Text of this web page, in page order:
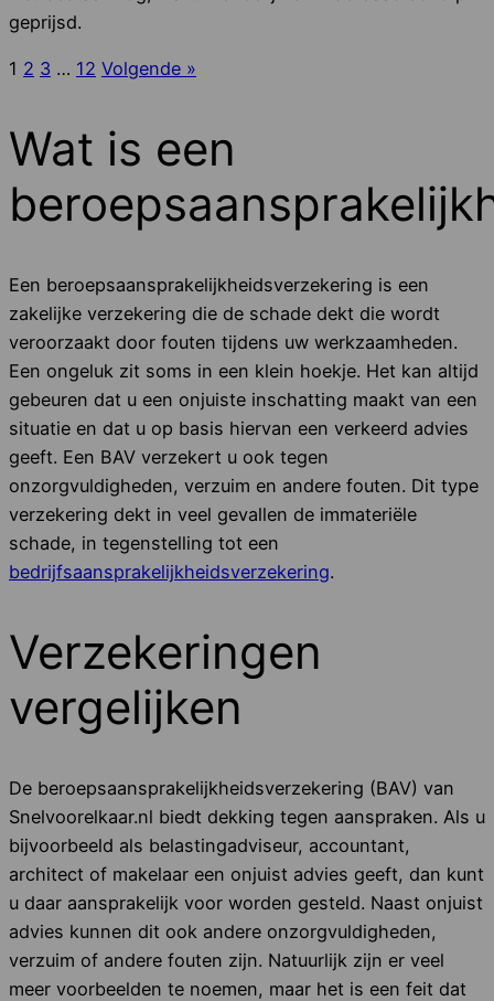
geprijsd.
1 2 3 … 12 Volgende »
Wat is een
Een beroepsaansprakelijkheidsverzekering is een
zakelijke verzekering die de schade dekt die wordt
veroorzaakt door fouten tijdens uw werkzaamheden.
Een ongeluk zit soms in een klein hoekje. Het kan altijd
gebeuren dat u een onjuiste inschatting maakt van een
situatie en dat u op basis hiervan een verkeerd advies
geeft. Een BAV verzekert u ook tegen
onzorgvuldigheden, verzuim en andere fouten. Dit type
verzekering dekt in veel gevallen de immateriële
schade, in tegenstelling tot een
bedrijfsaansprakelijkheidsverzekering.
Verzekeringen
vergelijken
De beroepsaansprakelijkheidsverzekering (BAV) van
Snelvoorelkaar.nl biedt dekking tegen aanspraken. Als u
bijvoorbeeld als belastingadviseur, accountant,
architect of makelaar een onjuist advies geeft, dan kunt
u daar aansprakelijk voor worden gesteld. Naast onjuist
advies kunnen dit ook andere onzorgvuldigheden,
verzuim of andere fouten zijn. Natuurlijk zijn er veel
meer voorbeelden te noemen, maar het is een feit dat